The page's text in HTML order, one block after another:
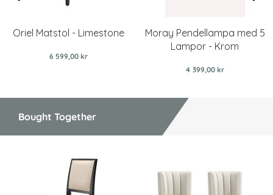
Oriel Matstol - Limestone
6 599,00 kr
Moray Pendellampa med 5
Lampor - Krom
4 399,00 kr
Bought Together